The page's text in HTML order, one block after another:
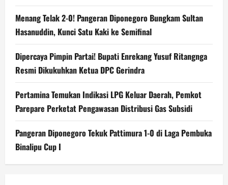
Menang Telak 2-0! Pangeran Diponegoro Bungkam Sultan
Hasanuddin, Kunci Satu Kaki ke Semifinal
Dipercaya Pimpin Partai! Bupati Enrekang Yusuf Ritangnga
Resmi Dikukuhkan Ketua DPC Gerindra
Pertamina Temukan Indikasi LPG Keluar Daerah, Pemkot
Parepare Perketat Pengawasan Distribusi Gas Subsidi
Pangeran Diponegoro Tekuk Pattimura 1-0 di Laga Pembuka
Binalipu Cup I